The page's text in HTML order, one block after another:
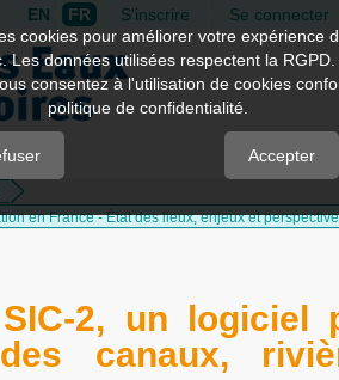
EN FR S'inscrire Se connecter
en France - État des lieux, enjeux et
2, un logiciel
canaux,
cookies pour améliorer votre expérience
Les données utilisées respectent la
consentez à l'utilisation de cookies
politique de confidentialité.
Accepter